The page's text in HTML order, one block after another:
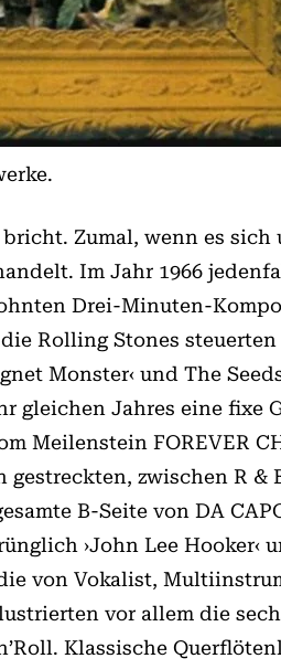
bricht. Zumal, wenn es
Im Jahr 1966
Drei-Minuten-
Rolling Stones
Monster‹ und The
gleichen Jahres eine fixe
Meilenstein FOREVER
zwischen R &
B-Seite von DA
›John Lee Hooker‹
von Vokalist,
vor allem die
Klassische